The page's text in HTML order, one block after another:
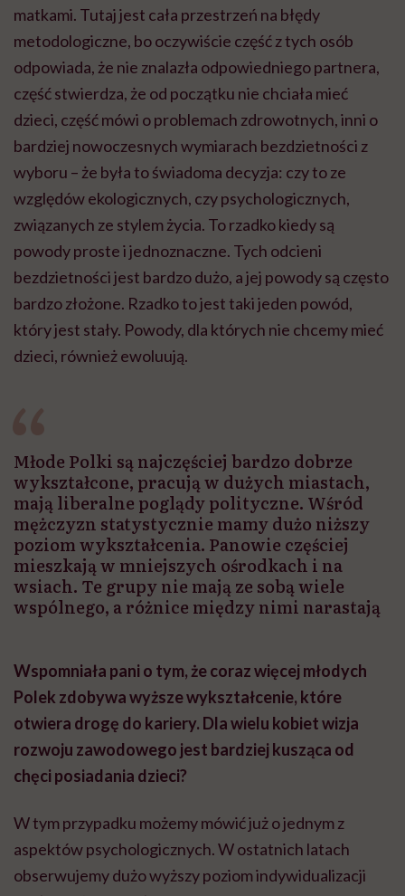
matkami. Tutaj jest cała przestrzeń na błędy
metodologiczne, bo oczywiście część z tych osób
odpowiada, że nie znalazła odpowiedniego partnera,
część stwierdza, że od początku nie chciała mieć
dzieci, część mówi o problemach zdrowotnych, inni o
bardziej nowoczesnych wymiarach bezdzietności z
wyboru – że była to świadoma decyzja: czy to ze
względów ekologicznych, czy psychologicznych,
związanych ze stylem życia. To rzadko kiedy są
powody proste i jednoznaczne. Tych odcieni
bezdzietności jest bardzo dużo, a jej powody są często
bardzo złożone. Rzadko to jest taki jeden powód,
który jest stały. Powody, dla których nie chcemy mieć
dzieci, również ewoluują.
Młode Polki są najczęściej bardzo dobrze
wykształcone, pracują w dużych miastach,
mają liberalne poglądy polityczne. Wśród
mężczyzn statystycznie mamy dużo niższy
poziom wykształcenia. Panowie częściej
mieszkają w mniejszych ośrodkach i na
wsiach. Te grupy nie mają ze sobą wiele
wspólnego, a różnice między nimi narastają
Wspomniała pani o tym, że coraz więcej młodych
Polek zdobywa wyższe wykształcenie, które
otwiera drogę do kariery. Dla wielu kobiet wizja
rozwoju zawodowego jest bardziej kusząca od
chęci posiadania dzieci?
W tym przypadku możemy mówić już o jednym z
aspektów psychologicznych. W ostatnich latach
obserwujemy dużo wyższy poziom indywidualizacji